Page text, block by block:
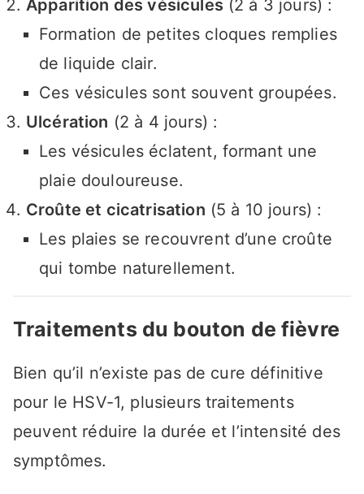
Apparition des vésicules (2 à 3 jours) :
Formation de petites cloques remplies
de liquide clair.
Ces vésicules sont souvent groupées.
Ulcération (2 à 4 jours) :
Les vésicules éclatent, formant une
plaie douloureuse.
Croûte et cicatrisation (5 à 10 jours) :
Les plaies se recouvrent d’une croûte
qui tombe naturellement.
Traitements du bouton de fièvre
Bien qu’il n’existe pas de cure définitive
pour le HSV-1, plusieurs traitements
peuvent réduire la durée et l’intensité des
symptômes.